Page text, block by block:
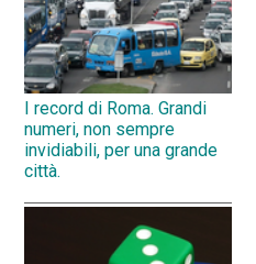
I record di Roma. Grandi
numeri, non sempre
invidiabili, per una grande
città.